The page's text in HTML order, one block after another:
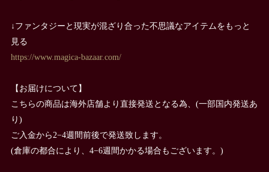
↓ファンタジーと現実が混ざり合った不思議なアイテムをもっと
見る
https://www.magica-bazaar.com/
【お届けについて】
こちらの商品は海外店舗より直接発送となる為、(一部国内発送あ
り)
ご入金から2−4週間前後で発送致します。
(倉庫の都合により、4−6週間かかる場合もございます。)